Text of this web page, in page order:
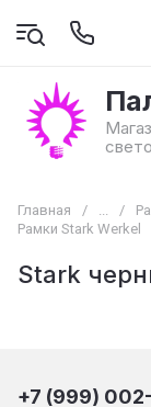
Главная / ... /
Рамки Stark Werkel
Stark
+7 (999)